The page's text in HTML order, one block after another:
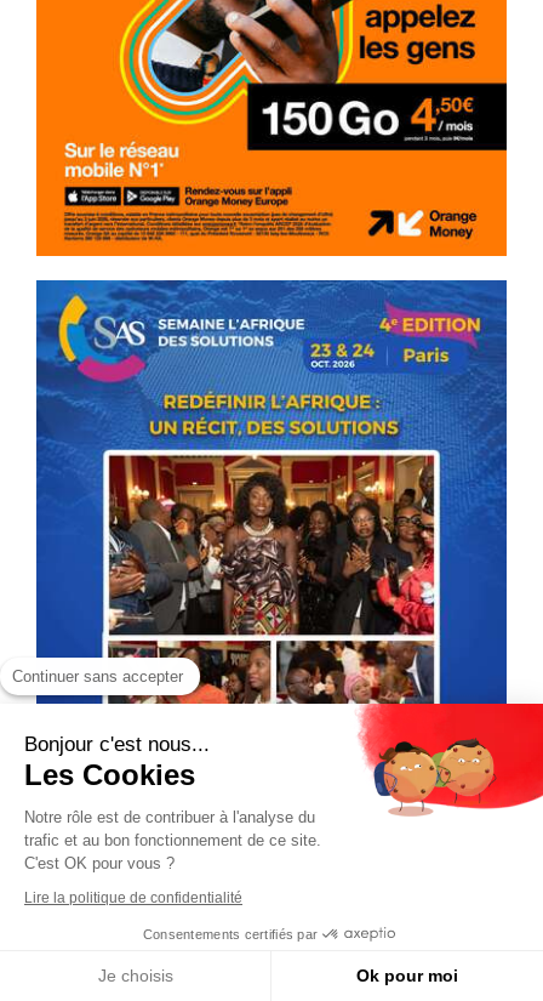
Continuer sans accepter
Bonjour c'est nous...
Les Cookies
Notre rôle est de contribuer à l'analyse du
trafic et au bon fonctionnement de ce site.
C'est OK pour vous ?
Lire la politique de confidentialité
Consentements certifiés par
Je choisis Ok pour moi